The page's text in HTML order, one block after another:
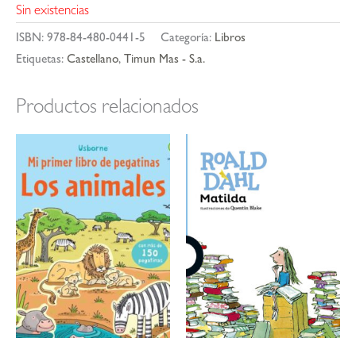
Sin existencias
ISBN: 978-84-480-0441-5 Categoría: Libros
Etiquetas: Castellano, Timun Mas - S.a.
Productos relacionados